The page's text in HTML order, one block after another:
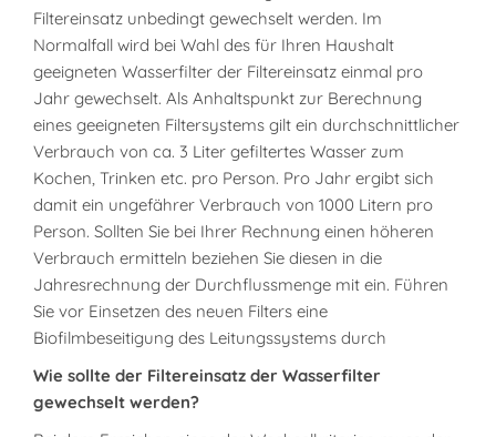
Filtereinsatz unbedingt gewechselt werden. Im
Normalfall wird bei Wahl des für Ihren Haushalt
geeigneten Wasserfilter der Filtereinsatz einmal pro
Jahr gewechselt. Als Anhaltspunkt zur Berechnung
eines geeigneten Filtersystems gilt ein durchschnittlicher
Verbrauch von ca. 3 Liter gefiltertes Wasser zum
Kochen, Trinken etc. pro Person. Pro Jahr ergibt sich
damit ein ungefährer Verbrauch von 1000 Litern pro
Person. Sollten Sie bei Ihrer Rechnung einen höheren
Verbrauch ermitteln beziehen Sie diesen in die
Jahresrechnung der Durchflussmenge mit ein. Führen
Sie vor Einsetzen des neuen Filters eine
Biofilmbeseitigung des Leitungssystems durch
Wie sollte der Filtereinsatz der Wasserfilter
gewechselt werden?